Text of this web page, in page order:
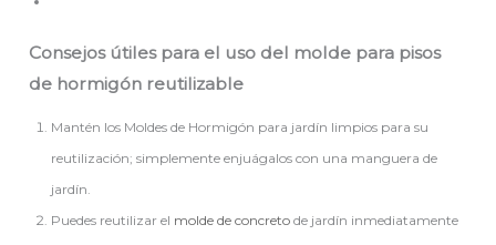
Consejos útiles para el uso del molde para pisos
de hormigón reutilizable
Mantén los Moldes de Hormigón para jardín limpios para su
reutilización; simplemente enjuágalos con una manguera de
jardín.
Puedes reutilizar el molde de concreto de jardín inmediatamente